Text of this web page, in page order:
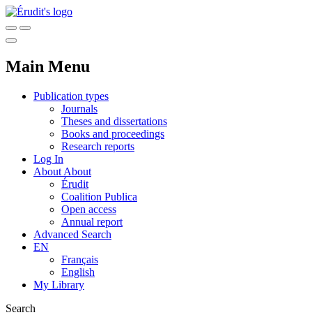
Main Menu
Publication types
Journals
Theses and dissertations
Books and proceedings
Research reports
Log In
About About
Érudit
Coalition Publica
Open access
Annual report
Advanced Search
EN
Français
English
My Library
Search